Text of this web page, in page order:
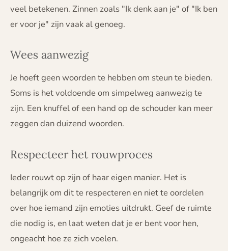
veel betekenen. Zinnen zoals "Ik denk aan je" of "Ik ben
er voor je" zijn vaak al genoeg.
Wees aanwezig
Je hoeft geen woorden te hebben om steun te bieden.
Soms is het voldoende om simpelweg aanwezig te
zijn. Een knuffel of een hand op de schouder kan meer
zeggen dan duizend woorden.
Respecteer het rouwproces
Ieder rouwt op zijn of haar eigen manier. Het is
belangrijk om dit te respecteren en niet te oordelen
over hoe iemand zijn emoties uitdrukt. Geef de ruimte
die nodig is, en laat weten dat je er bent voor hen,
ongeacht hoe ze zich voelen.